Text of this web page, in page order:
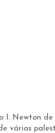
I. Newton
várias